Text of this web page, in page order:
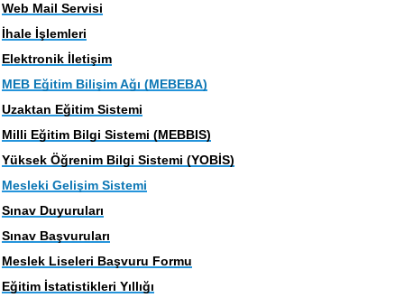
Web Mail Servisi
İhale İşlemleri
Elektronik İletişim
MEB Eğitim Bilişim Ağı (MEBEBA)
Uzaktan Eğitim Sistemi
Milli Eğitim Bilgi Sistemi (MEBBIS)
Yüksek Öğrenim Bilgi Sistemi (YOBİS)
Mesleki Gelişim Sistemi
Sınav Duyuruları
Sınav Başvuruları
Meslek Liseleri Başvuru Formu
Eğitim İstatistikleri Yıllığı